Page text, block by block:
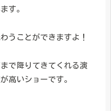
す。
うことができますよ！
で降りてきてくれる演
高いショーです。